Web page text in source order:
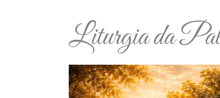
Liturgia da